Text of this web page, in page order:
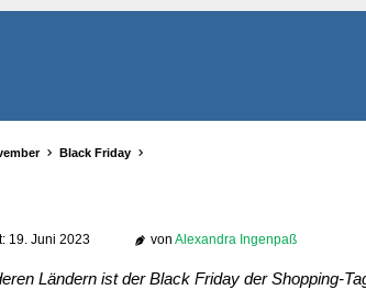
Black Friday
19. Juni 2023 von Alexandra Ingenpaß
Ländern ist der Black Friday der Shopping-